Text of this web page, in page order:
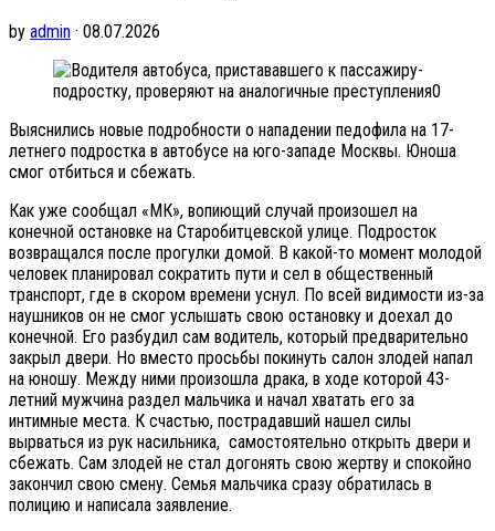
by admin · 08.07.2026
Выяснились новые подробности о нападении педофила на 17-
летнего подростка в автобусе на юго-западе Москвы. Юноша
смог отбиться и сбежать.
Как уже сообщал «МК», вопиющий случай произошел на
конечной остановке на Старобитцевской улице. Подросток
возвращался после прогулки домой. В какой-то момент молодой
человек планировал сократить пути и сел в общественный
транспорт, где в скором времени уснул. По всей видимости из-за
наушников он не смог услышать свою остановку и доехал до
конечной. Его разбудил сам водитель, который предварительно
закрыл двери. Но вместо просьбы покинуть салон злодей напал
на юношу. Между ними произошла драка, в ходе которой 43-
летний мужчина раздел мальчика и начал хватать его за
интимные места. К счастью, пострадавший нашел силы
вырваться из рук насильника, самостоятельно открыть двери и
сбежать. Сам злодей не стал догонять свою жертву и спокойно
закончил свою смену. Семья мальчика сразу обратилась в
полицию и написала заявление.